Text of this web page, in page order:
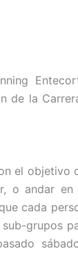
de la
el objetivo
o andar en
cada
grupos